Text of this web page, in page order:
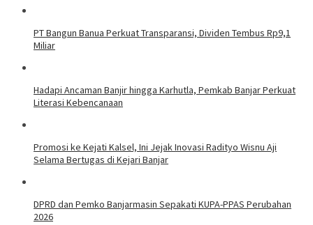
PT Bangun Banua Perkuat Transparansi, Dividen Tembus Rp9,1
Miliar
Hadapi Ancaman Banjir hingga Karhutla, Pemkab Banjar Perkuat
Literasi Kebencanaan
Promosi ke Kejati Kalsel, Ini Jejak Inovasi Radityo Wisnu Aji
Selama Bertugas di Kejari Banjar
DPRD dan Pemko Banjarmasin Sepakati KUPA-PPAS Perubahan
2026